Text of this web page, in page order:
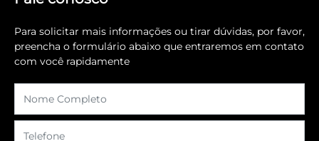
Para solicitar mais informações ou tirar dúvidas, por favor,
preencha o formulário abaixo que entraremos em contato
com você rapidamente